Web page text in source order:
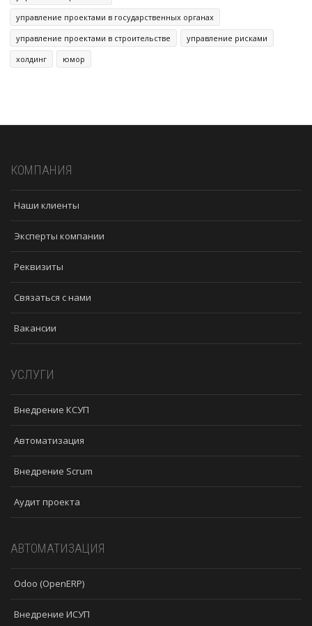
управление проектами в государственных органах
управление проектами в строительстве
управление рисками
холдинг
юмор
КОМПАНИЯ
Наши клиенты
Эксперты компании
Реквизиты
Связаться с нами
Вакансии
УСЛУГИ
Внедрение КСУП
Автоматизация
Внедрение Scrum
Аудит проекта
АВТОМАТИЗАЦИЯ
Odoo (OpenERP)
Внедрение ИСУП